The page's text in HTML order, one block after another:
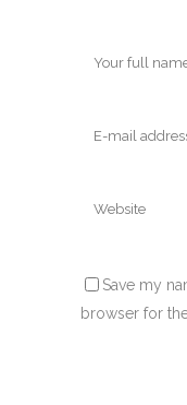
Save my
browser for